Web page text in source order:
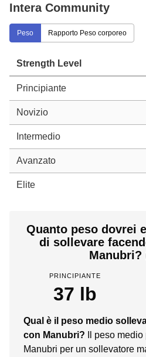
Intera Community
Peso Rapporto Peso corporeo
Strength Level
Principiante
Novizio
Intermedio
Avanzato
Elite
Quanto peso dovrei
di sollevare
Manubri?
PRINCIPIANTE
37 lb
Qual è il peso medio
con Manubri?
Il peso
Manubri per un sollevatore